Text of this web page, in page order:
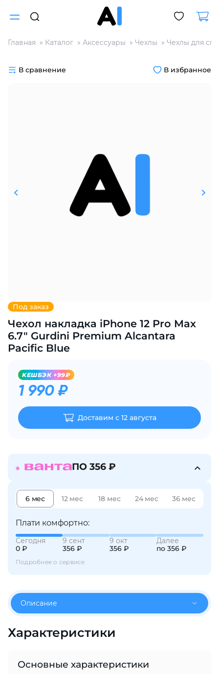
Главная Каталог Аксессуары Чехлы Чехлы для
Под заказ
Чехол накладка iPhone 12 Pro Max
6.7" Gurdini Premium Alcantara
Pacific Blue
KЕШБЭК +99₽
1 990 ₽
Доставим с 12 августа
В сравнение В избранное
ПО 356 ₽
6 мес 12 мес 18 мес 24 мес 36 мес
Плати комфортно:
Сегодня
0 ₽
9 сент
356 ₽
9 окт
356 ₽
Далее
по 356 ₽
Подробнее о сервисе
Описание
Характеристики
Основные характеристики
Разбейте
25
Получайте товар
выбранный способом
списываться
по25 %каждые 2 недели
25
недели
Остались вопросы?